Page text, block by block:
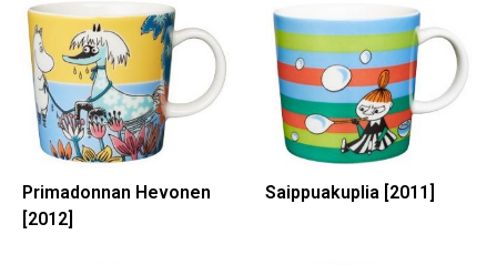
Primadonnan Hevonen
[2012]
Saippuakuplia [2011]